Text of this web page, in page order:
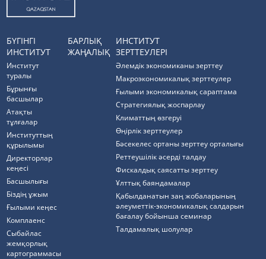
БҮГІНГІ
ИНСТИТУТ
Институт
туралы
Бұрынғы
басшылар
Атақты
тұлғалар
Институттың
құрылымы
Директорлар
кеңесі
Басшылығы
Біздің ұжым
Ғылыми кеңес
Комплаенс
Cыбайлас
жемқорлық
картограммасы
БАРЛЫҚ
ЖАҢАЛЫҚ
ИНСТИТУТ
ЗЕРТТЕУЛЕРІ
Әлемдік экономиканы зерттеу
Макроэкономикалық зерттеулер
Ғылыми экономикалық сараптама
Стратегиялық жоспарлау
Климаттың өзгеруі
Өңірлік зерттеулер
Бәсекелес ортаны зерттеу орталығы
Реттеушілік әсерді талдау
Фискалдық саясатты зерттеу
Ұлттық баяндамалар
Қабылданатын заң жобаларының
әлеуметтік-экономикалық салдарын
бағалау бойынша семинар
Талдамалық шолулар